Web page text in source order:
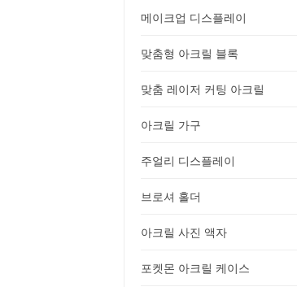
메이크업 디스플레이
맞춤형 아크릴 블록
맞춤 레이저 커팅 아크릴
아크릴 가구
주얼리 디스플레이
브로셔 홀더
아크릴 사진 액자
포켓몬 아크릴 케이스